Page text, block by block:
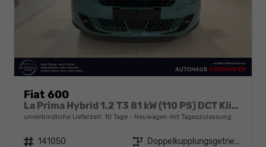
Fiat 600
La Prima Hybrid 1.2 T3 81 kW (110 PS) DCT Klimaautomatik, Massagesitz, Sitzheizung, elektrisch verstellbarer Fahrersitz, Radio, DAB, Apple CarPlay, Android Auto, Navigationssystem, 18 Zoll Leichtmetallfelgen, uvm.
unverbindliche Lieferzeit: 10 Tage Neuwagen mit Tageszulassung
Fahrzeugnr. 141050 Getriebe
Doppelkupplungsgetriebe (DSG)